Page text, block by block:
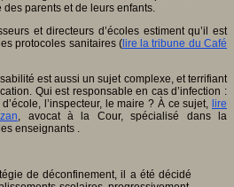
parents et de leurs enfants.
et directeurs d’écoles estiment qu’il est
protocoles sanitaires (lire la tribune du Café
est aussi un sujet complexe, et terrifiant
Qui est responsable en cas d’infection :
l’inspecteur, le maire ? À ce sujet, lire
, avocat à la Cour, spécialisé dans la
enseignants .
de déconfinement, il a été décidé